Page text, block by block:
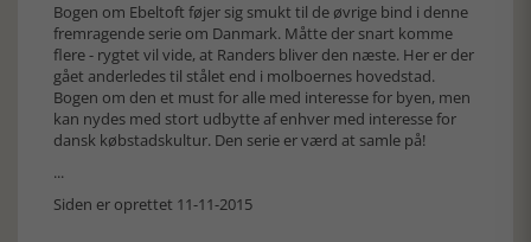
Bogen om Ebeltoft føjer sig smukt til de øvrige bind i denne
fremragende serie om Danmark. Måtte der snart komme
flere - rygtet vil vide, at Randers bliver den næste. Her er der
gået anderledes til stålet end i molboernes hovedstad.
Bogen om den et must for alle med interesse for byen, men
kan nydes med stort udbytte af enhver med interesse for
dansk købstadskultur. Den serie er værd at samle på!
...
Siden er oprettet 11-11-2015